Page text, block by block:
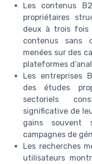
Les contenus
propriétaires
deux à trois fois
contenus sans
menées sur des
plateformes
Les entreprises
des études
sectoriels
significative de
gains
campagnes de
Les recherches
utilisateurs